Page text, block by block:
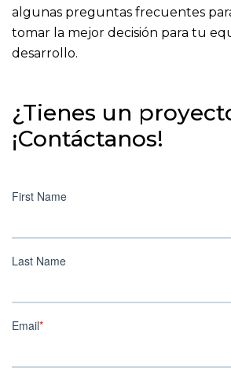
algunas preguntas frecuentes
tomar la mejor decisión para tu
desarrollo.
¿Tienes un
¡Contáctanos!